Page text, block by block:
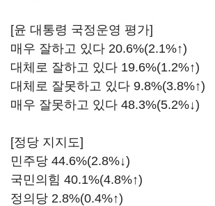
[윤 대통령 국정운영 평가]
매우 잘하고 있다 20.6%(2.1%↑)
대체로 잘하고 있다 19.6%(1.2%↑)
대체로 잘못하고 있다 9.8%(3.8%↑)
매우 잘못하고 있다 48.3%(5.2%↓)
[정당 지지도]
민주당 44.6%(2.8%↓)
국민의힘 40.1%(4.8%↑)
정의당 2.8%(0.4%↑)